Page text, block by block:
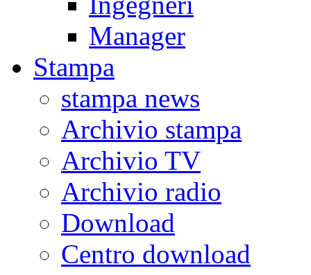
Manager
Stampa
stampa news
Archivio stampa
Archivio TV
Archivio radio
Download
Centro download